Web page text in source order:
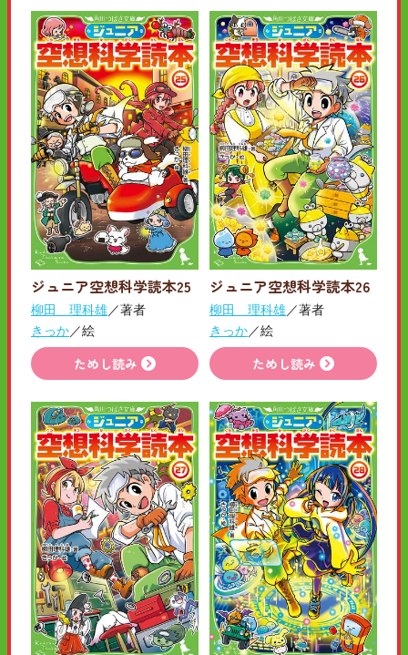
ジュニア空想科学読本25
柳田 理科雄／著者
きっか／絵
ためし読み
ジュニア空想科学読本26
柳田 理科雄／著者
きっか／絵
ためし読み